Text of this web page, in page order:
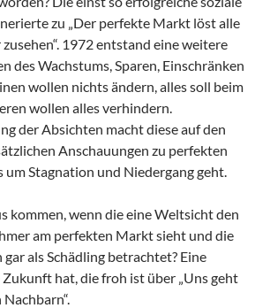
zu „Der perfekte Markt löst alle
1972 entstand eine weitere
des Wachstums, Sparen, Einschränken
wollen nichts ändern, alles soll beim
wollen alles verhindern.
der Absichten macht diese auf den
Anschau­ungen zu perfekten
um Stag­nation und Niedergang geht.
kommen, wenn die eine Weltsicht den
am per­fekten Markt sieht und die
als Schädling betrachtet? Eine
hat, die froh ist über „Uns geht